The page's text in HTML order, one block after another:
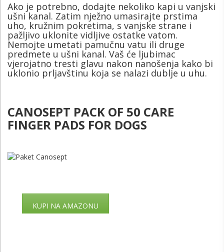
Ako je potrebno, dodajte nekoliko kapi u vanjski
ušni kanal. Zatim nježno umasirajte prstima
uho, kružnim pokretima, s vanjske strane i
pažljivo uklonite vidljive ostatke vatom.
Nemojte umetati pamučnu vatu ili druge
predmete u ušni kanal. Vaš će ljubimac
vjerojatno tresti glavu nakon nanošenja kako bi
uklonio prljavštinu koja se nalazi dublje u uhu.
CANOSEPT PACK OF 50 CARE
FINGER PADS FOR DOGS
KUPI NA AMAZONU